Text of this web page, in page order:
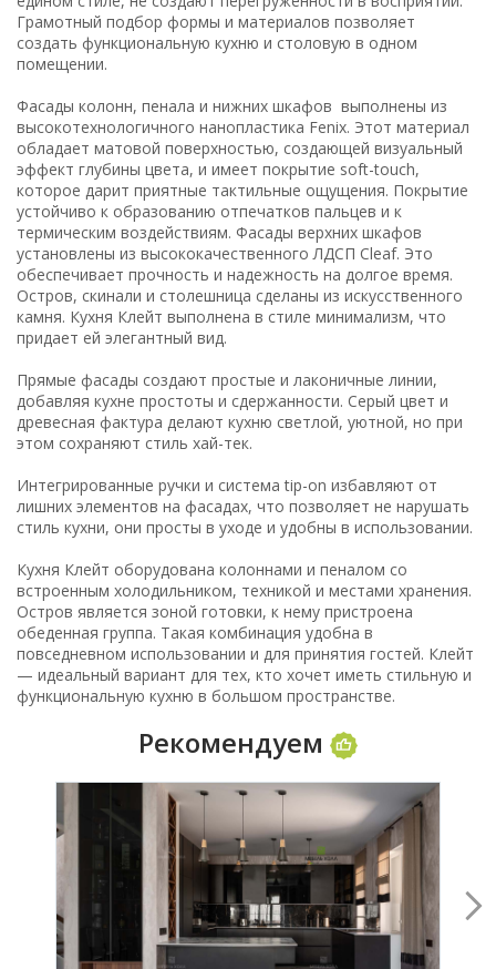
Грамотный подбор формы и материалов позволяет
создать функциональную кухню и столовую в одном
помещении.
Фасады колонн, пенала и нижних шкафов выполнены из
высокотехнологичного нанопластика Fenix. Этот материал
обладает матовой поверхностью, создающей визуальный
эффект глубины цвета, и имеет покрытие soft-touch,
которое дарит приятные тактильные ощущения. Покрытие
устойчиво к образованию отпечатков пальцев и к
термическим воздействиям. Фасады верхних шкафов
установлены из высококачественного ЛДСП Cleaf. Это
обеспечивает прочность и надежность на долгое время.
Остров, скинали и столешница сделаны из искусственного
камня. Кухня Клейт выполнена в стиле минимализм, что
придает ей элегантный вид.
Прямые фасады создают простые и лаконичные линии,
добавляя кухне простоты и сдержанности. Серый цвет и
древесная фактура делают кухню светлой, уютной, но при
этом сохраняют стиль хай-тек.
Интегрированные ручки и система tip-on избавляют от
лишних элементов на фасадах, что позволяет не нарушать
стиль кухни, они просты в уходе и удобны в использовании.
Кухня Клейт оборудована колоннами и пеналом со
встроенным холодильником, техникой и местами хранения.
Остров является зоной готовки, к нему пристроена
обеденная группа. Такая комбинация удобна в
повседневном использовании и для принятия гостей. Клейт
— идеальный вариант для тех, кто хочет иметь стильную и
функциональную кухню в большом пространстве.
Рекомендуем